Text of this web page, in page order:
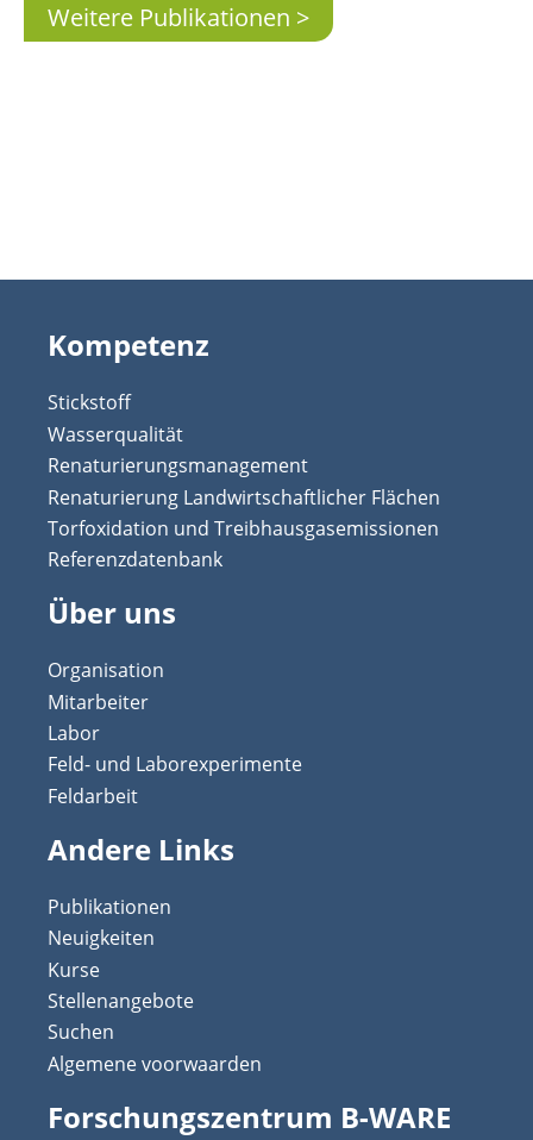
Weitere Publikationen
Kompetenz
Stickstoff
Wasserqualität
Renaturierungsmanagement
Renaturierung Landwirtschaftlicher Flächen
Torfoxidation und Treibhausgasemissionen
Referenzdatenbank
Über uns
Organisation
Mitarbeiter
Labor
Feld- und Laborexperimente
Feldarbeit
Andere Links
Publikationen
Neuigkeiten
Kurse
Stellenangebote
Suchen
Algemene voorwaarden
Forschungszentrum B-WARE